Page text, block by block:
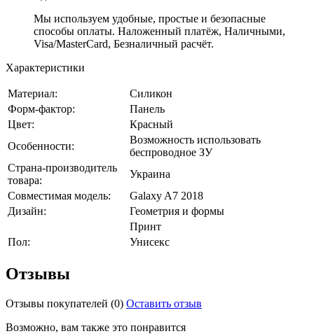
Мы используем удобные, простые и безопасные
способы оплаты. Наложенный платёж, Наличными,
Visa/MasterCard, Безналичный расчёт.
Характеристики
Материал:
Силикон
Форм-фактор:
Панель
Цвет:
Красный
Особенности:
Возможность использовать
беспроводное ЗУ
Страна-производитель
товара:
Украина
Совместимая модель:
Galaxy A7 2018
Дизайн:
Геометрия и формы
Принт
Пол:
Унисекс
Отзывы
Отзывы покупателей (0) Оставить отзыв
Возможно, вам также это понравится